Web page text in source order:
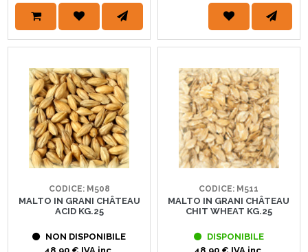
CODICE: M508
MALTO IN GRANI CHÂTEAU
ACID KG.25
NON DISPONIBILE
CODICE: M511
MALTO IN GRANI CHÂTEAU
CHIT WHEAT KG.25
DISPONIBILE